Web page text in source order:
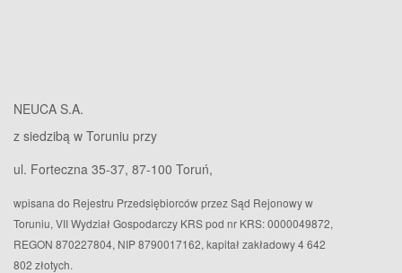
NEUCA S.A.
z siedzibą w Toruniu przy
ul. Forteczna 35-37, 87-100 Toruń,
wpisana do Rejestru Przedsiębiorców przez Sąd Rejonowy w
Toruniu, VII Wydział Gospodarczy KRS pod nr KRS: 0000049872,
REGON 870227804, NIP 8790017162, kapitał zakładowy 4 642
802 złotych.